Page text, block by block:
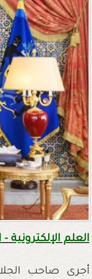
العلم الإلكترونية
أجرى صاحب